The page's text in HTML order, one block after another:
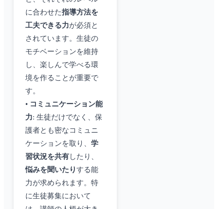
に合わせた指導方法を
工夫できる力が必須と
されています。生徒の
モチベーションを維持
し、楽しんで学べる環
境を作ることが重要で
す。
• コミュニケーション能
力: 生徒だけでなく、保
護者とも密なコミュニ
ケーションを取り、 学
習状況を共有したり、
悩みを聞いたりする能
力が求められます。特
に生徒募集において